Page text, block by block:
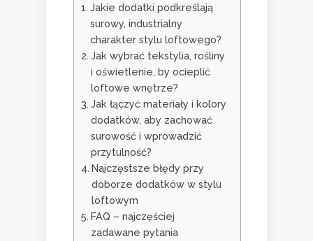
Jakie dodatki podkreślają
surowy, industrialny
charakter stylu loftowego?
Jak wybrać tekstylia, rośliny
i oświetlenie, by ocieplić
loftowe wnętrze?
Jak łączyć materiały i kolory
dodatków, aby zachować
surowość i wprowadzić
przytulność?
Najczęstsze błędy przy
doborze dodatków w stylu
loftowym
FAQ – najczęściej
zadawane pytania